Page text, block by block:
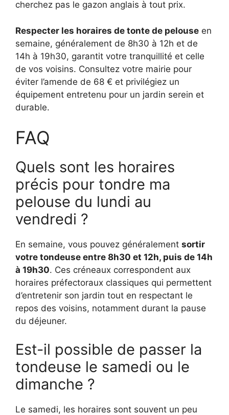
cherchez pas le gazon anglais à tout prix.
Respecter les horaires de tonte de pelouse en
semaine, généralement de 8h30 à 12h et de
14h à 19h30, garantit votre tranquillité et celle
de vos voisins. Consultez votre mairie pour
éviter l’amende de 68 € et privilégiez un
équipement entretenu pour un jardin serein et
durable.
FAQ
Quels sont les horaires
précis pour tondre ma
pelouse du lundi au
vendredi ?
En semaine, vous pouvez généralement sortir
votre tondeuse entre 8h30 et 12h, puis de 14h
à 19h30. Ces créneaux correspondent aux
horaires préfectoraux classiques qui permettent
d’entretenir son jardin tout en respectant le
repos des voisins, notamment durant la pause
du déjeuner.
Est-il possible de passer la
tondeuse le samedi ou le
dimanche ?
Le samedi, les horaires sont souvent un peu